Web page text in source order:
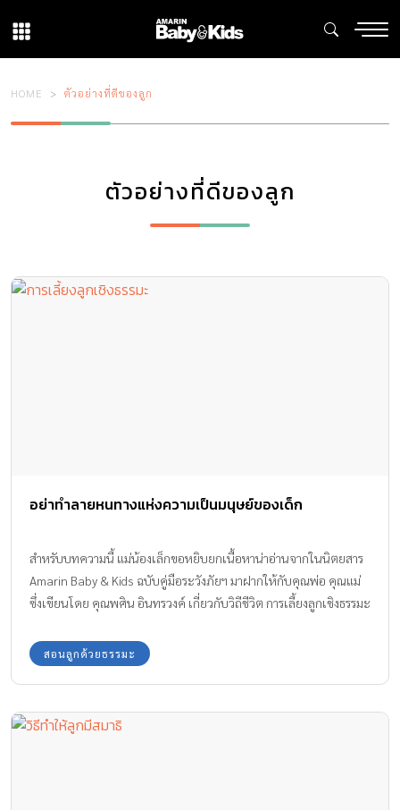
HOME ตัวอย่างที่ดีของลูก
ตัวอย่างที่ดีของลูก
อย่าทำลายหนทางแห่งความเป็นมนุษย์ของเด็ก
สำหรับบทความนี้ แม่น้องเล็กขอหยิบยกเนื้อหาน่าอ่านจากในนิตยสาร
Amarin Baby & Kids ฉบับคู่มือระวังภัยฯ มาฝากให้กับคุณพ่อ คุณแม่
ซึ่งเขียนโดย คุณพศิน อินทรวงค์ เกี่ยวกับวิถีชีวิต การเลี้ยงลูกเชิงธรรมะ
สอนลูกด้วยธรรมะ